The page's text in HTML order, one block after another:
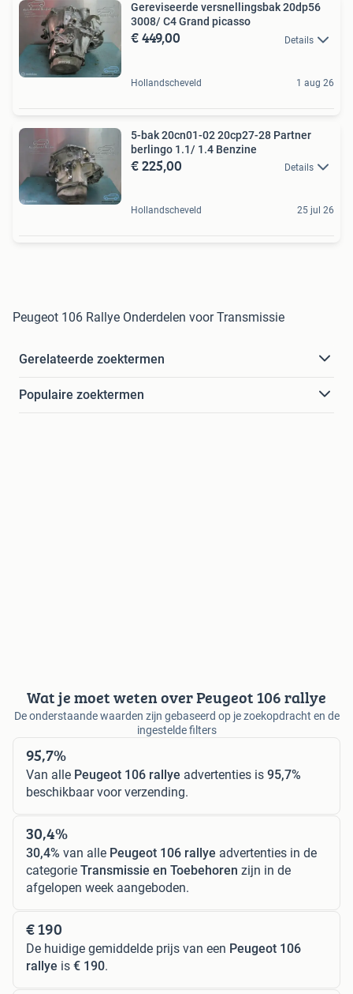
Gereviseerde versnellingsbak 20dp56
3008/ C4 Grand picasso
€ 449,00 Details
Hollandscheveld 1 aug 26
5-bak 20cn01-02 20cp27-28 Partner
berlingo 1.1/ 1.4 Benzine
€ 225,00 Details
Hollandscheveld 25 jul 26
Peugeot 106 Rallye Onderdelen voor Transmissie
Gerelateerde zoektermen
Populaire zoektermen
Wat je moet weten over Peugeot 106 rallye
De onderstaande waarden zijn gebaseerd op je zoekopdracht en de
ingestelde filters
95,7%
Van alle Peugeot 106 rallye advertenties is 95,7%
beschikbaar voor verzending.
30,4%
30,4% van alle Peugeot 106 rallye advertenties in de
categorie Transmissie en Toebehoren zijn in de
afgelopen week aangeboden.
€ 190
De huidige gemiddelde prijs van een Peugeot 106
rallye is € 190.